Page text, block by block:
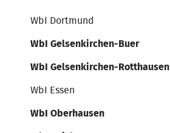
WbI Dortmund
WbI Gelsenkirchen-Buer
WbI Gelsenkirchen-Rotthausen
WbI Essen
WbI Oberhausen